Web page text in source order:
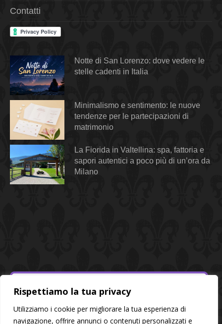
Rispettiamo la tua privacy
Utilizziamo i cookie per migliorare la tua esperienza di
navigazione, offrire annunci o contenuti personalizzati e
Contatti
Notte di San Lorenzo: dove vedere le
stelle cadenti in Italia
Minimalismo e sentimento: le nuove
tendenze per le partecipazioni di
matrimonio
La Fiorida in Valtellina: spa, fattoria e
sapori autentici a poco più di un’ora da
Milano